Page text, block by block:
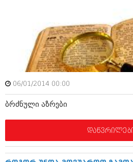
სექტემბერი 2017 (261)
აგვისტო 2017 (212)
ივლისი 2017 (233)
ივნისი 2017 (265)
მაისი 2017 (216)
აპრილი 2017 (220)
თებერვალი 2017 (205)
ნოემბერი 2016 (207)
ოქტომბერი 2016 (257)
სექტემბერი 2016 (224)
06/01/2014 00:00
ბრძნული აზრები